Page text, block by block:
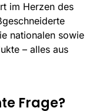
im Herzen des
nationalen sowie
– alles aus
Frage?